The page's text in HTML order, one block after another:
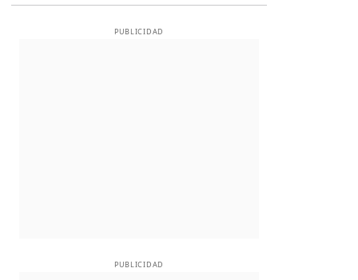
PUBLICIDAD
PUBLICIDAD